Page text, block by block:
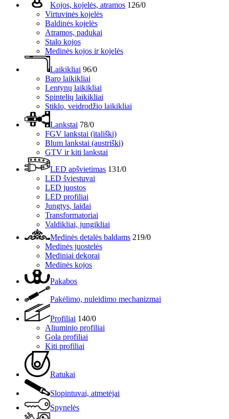
Kojos, kojelės, atramos 126/0
Virtuvinės kojelės
Baldinės kojelės
Atramos, padukai
Stalo kojos
Medinės kojos ir kojelės
Laikikliai 96/0
Baro laikikliai
Lentynų laikikliai
Spintelių laikikliai
Stiklo, veidrodžio laikikliai
Lankstai 78/0
FGV lankstai (itališki)
Blum lankstai (austriški)
GTV ir kiti lankstai
LED apšvietimas 131/0
LED šviestuvai
LED juostos
LED profiliai
Jungtys, laidai
Transformatoriai
Valdikliai, jungikliai
Medinės detalės baldams 219/0
Medinės juostelės
Mediniai dekorai
Medinės kojos
Pakabos
Pakėlimo, nuleidimo mechanizmai
Profiliai 140/0
Aliuminio profiliai
Gola profiliai
Kiti profiliai
Ratukai
Slopintuvai, atmetėjai
Spynelės